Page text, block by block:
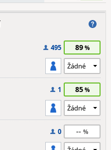
495 89
1 85
0 --